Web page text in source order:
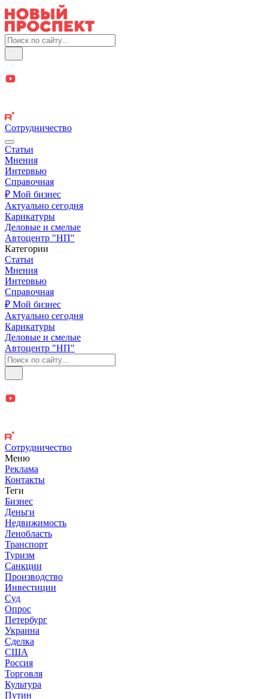
Сотрудничество
Статьи
Мнения
Интервью
Справочная
₽ Мой бизнес
Актуально сегодня
Карикатуры
Деловые и смелые
Автоцентр "НП"
Категории
Статьи
Мнения
Интервью
Справочная
₽ Мой бизнес
Актуально сегодня
Карикатуры
Деловые и смелые
Автоцентр "НП"
Сотрудничество
Меню
Реклама
Контакты
Теги
Бизнес
Деньги
Недвижимость
Ленобласть
Транспорт
Туризм
Санкции
Производство
Инвестиции
Суд
Опрос
Петербург
Украина
Сделка
США
Россия
Торговля
Культура
Путин